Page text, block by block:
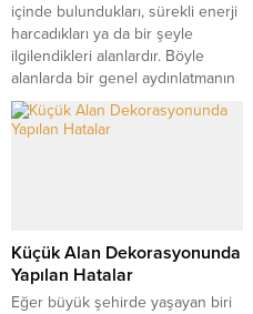
içinde bulundukları, sürekli enerji
harcadıkları ya da bir şeyle
ilgilendikleri alanlardır. Böyle
alanlarda bir genel aydınlatmanın
olması ya da her alan için geçerli
olacak bir aydınlığın olması
Küçük Alan Dekorasyonunda
Yapılan Hatalar
Eğer büyük şehirde yaşayan biri